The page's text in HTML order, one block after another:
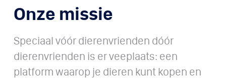
Onze missie
Speciaal vóór dierenvrienden dóór
dierenvrienden is er veeplaats: een
platform waarop je dieren kunt kopen en